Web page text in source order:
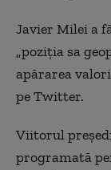
Javier Milei a
„poziţia sa
apărarea
pe Twitter.
Viitorul
programată